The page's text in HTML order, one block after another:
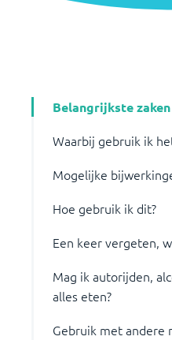
Belangrijkste zaken
Waarbij gebruik ik
Mogelijke
Hoe gebruik ik dit?
Een keer vergeten,
Mag ik autorijden,
alles eten?
Gebruik met andere